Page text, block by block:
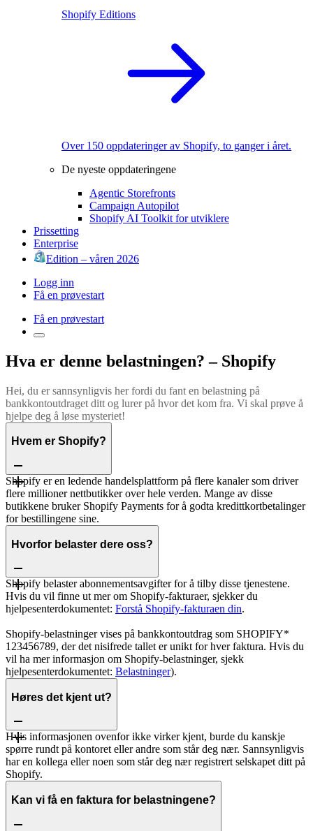
Shopify Editions
Over 150 oppdateringer av Shopify, to ganger i året.
De nyeste oppdateringene
Agentic Storefronts
Campaign Autopilot
Shopify AI Toolkit for utviklere
Prissetting
Enterprise
Edition – våren 2026
Logg inn
Få en prøvestart
Få en prøvestart
Hva er denne belastningen? – Shopify
Hei, du er sannsynligvis her fordi du fant en belastning på
bankkontoutdraget ditt og lurer på hvor det kom fra. Vi skal prøve å
hjelpe deg å løse mysteriet!
Hvem er Shopify?
Shopify er en ledende handelsplattform på flere kanaler som driver
flere millioner nettbutikker over hele verden. Mange av disse
butikkene bruker Shopify Payments for å godta kredittkortbetalinger
for bestillingene sine.
Hvorfor belaster dere oss?
Shopify belaster abonnementsavgifter for å tilby disse tjenestene.
Hvis du vil finne ut mer om Shopify-fakturaer, sjekker du
hjelpesenterdokumentet: Forstå Shopify-fakturaen din.
Shopify-belastninger vises på bankkontoutdrag som SHOPIFY*
123456789, der det nisifrede tallet er unikt for hver faktura. Hvis du
vil ha mer informasjon om Shopify-belastninger, sjekk
hjelpesenterdokumentet: Belastninger).
Høres det kjent ut?
Hvis informasjonen ovenfor ikke virker kjent, burde du kanskje
spørre rundt på kontoret eller andre som står deg nær. Sannsynligvis
har en kollega eller noen som står deg nær registrert selskapet ditt på
Shopify.
Kan vi få en faktura for belastningene?